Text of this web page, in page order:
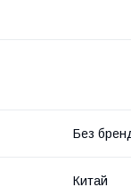
Без
Китай